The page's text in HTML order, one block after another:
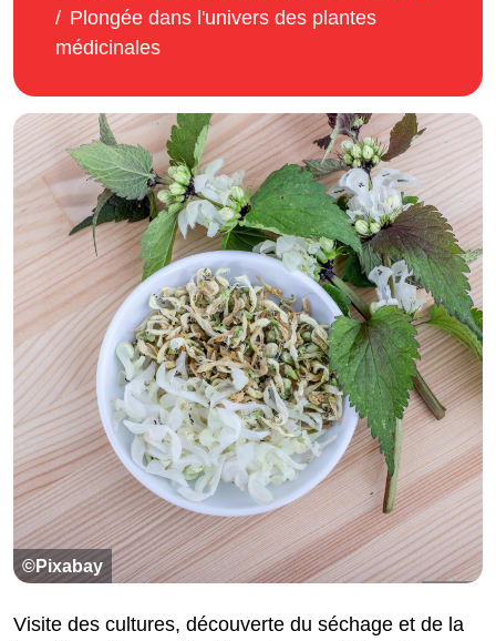
Plongée dans l'univers des plantes
médicinales
©Pixabay
Visite des cultures, découverte du séchage et de la